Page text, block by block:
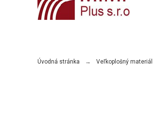
Úvodná stránka Veľkoplošný materiál